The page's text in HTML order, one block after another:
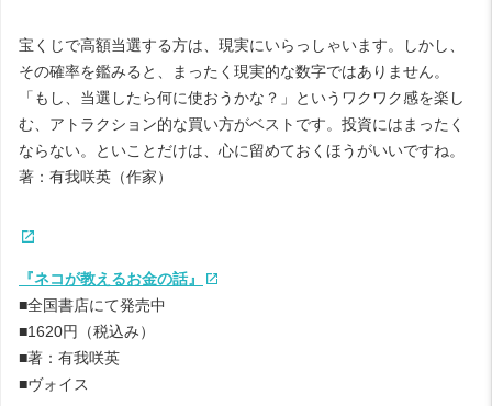
宝くじで高額当選する方は、現実にいらっしゃいます。しかし、
その確率を鑑みると、まったく現実的な数字ではありません。
「もし、当選したら何に使おうかな？」というワクワク感を楽し
む、アトラクション的な買い方がベストです。投資にはまったく
ならない。といことだけは、心に留めておくほうがいいですね。
著：有我咲英（作家）
『ネコが教えるお金の話』
■全国書店にて発売中
■1620円（税込み）
■著：有我咲英
■ヴォイス